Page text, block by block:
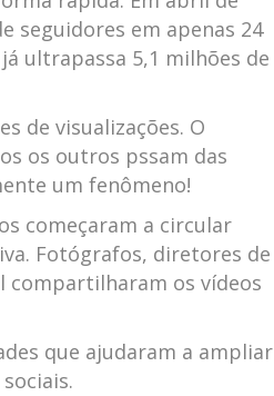
seguidores em apenas 24
ultrapassa 5,1 milhões de
de visualizações. O
os outros pssam das
um fenômeno!
começaram a circular
Fotógrafos, diretores de
compartilharam os vídeos
que ajudaram a ampliar